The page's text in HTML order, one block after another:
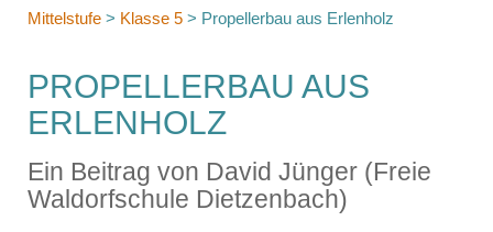
Mittelstufe > Klasse 5 > Propellerbau aus Erlenholz
PROPELLERBAU AUS
ERLENHOLZ
Ein Beitrag von David Jünger (Freie
Waldorfschule Dietzenbach)